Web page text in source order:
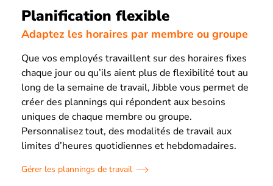
Planification flexible
Adaptez les horaires par membre ou groupe
Que vos employés travaillent sur des horaires fixes
chaque jour ou qu’ils aient plus de flexibilité tout au
long de la semaine de travail, Jibble vous permet de
créer des plannings qui répondent aux besoins
uniques de chaque membre ou groupe.
Personnalisez tout, des modalités de travail aux
limites d’heures quotidiennes et hebdomadaires.
Gérer les plannings de travail